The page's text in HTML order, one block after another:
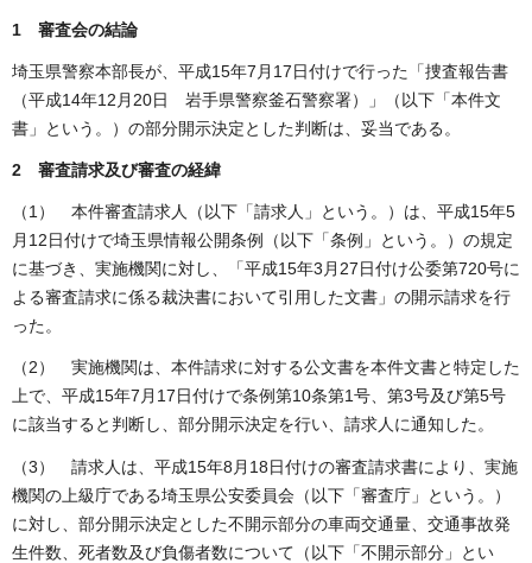
1 審査会の結論
埼玉県警察本部長が、平成15年7月17日付けで行った「捜査報告書
（平成14年12月20日 岩手県警察釜石警察署）」（以下「本件文
書」という。）の部分開示決定とした判断は、妥当である。
2 審査請求及び審査の経緯
（1） 本件審査請求人（以下「請求人」という。）は、平成15年5
月12日付けで埼玉県情報公開条例（以下「条例」という。）の規定
に基づき、実施機関に対し、「平成15年3月27日付け公委第720号に
よる審査請求に係る裁決書において引用した文書」の開示請求を行
った。
（2） 実施機関は、本件請求に対する公文書を本件文書と特定した
上で、平成15年7月17日付けで条例第10条第1号、第3号及び第5号
に該当すると判断し、部分開示決定を行い、請求人に通知した。
（3） 請求人は、平成15年8月18日付けの審査請求書により、実施
機関の上級庁である埼玉県公安委員会（以下「審査庁」という。）
に対し、部分開示決定とした不開示部分の車両交通量、交通事故発
生件数、死者数及び負傷者数について（以下「不開示部分」とい